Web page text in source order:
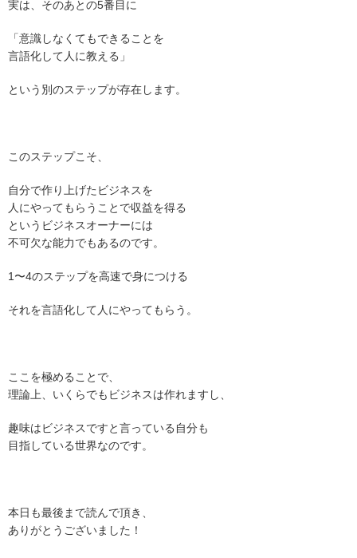
実は、そのあとの5番目に
「意識しなくてもできることを
言語化して人に教える」
という別のステップが存在します。
このステップこそ、
自分で作り上げたビジネスを
人にやってもらうことで収益を得る
というビジネスオーナーには
不可欠な能力でもあるのです。
1〜4のステップを高速で身につける
それを言語化して人にやってもらう。
ここを極めることで、
理論上、いくらでもビジネスは作れますし、
趣味はビジネスですと言っている自分も
目指している世界なのです。
本日も最後まで読んで頂き、
ありがとうございました！